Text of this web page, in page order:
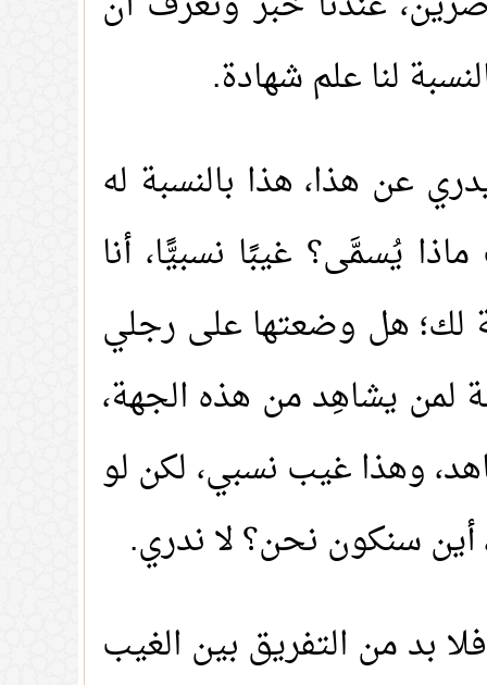
لنا علم شهادة.
عن هذا، هذا بالنسبة له
يُسمَّى؟ غيبًا نسبيًّا، أنا
لك؛ هل وضعتها على رجلي
لمن يشاهِد من هذه الجهة،
وهذا غيب نسبي، لكن لو
أين سنكون نحن؟ لا ندري.
بد من التفريق بين الغيب